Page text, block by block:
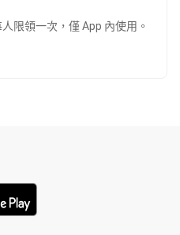
限領一次，僅 App 內使用。